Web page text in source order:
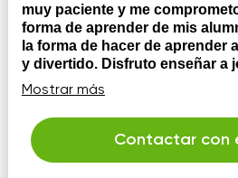
muy paciente y me
forma de aprender de mis
la forma de hacer de aprender
y divertido. Disfruto enseñar a
forma de enseñar se adapta a las
personalidades de mis
el conocimiento adquirido sea
memorizar enseño a comprender
logro a través de ejemplos
Mostrar más
Contactar con